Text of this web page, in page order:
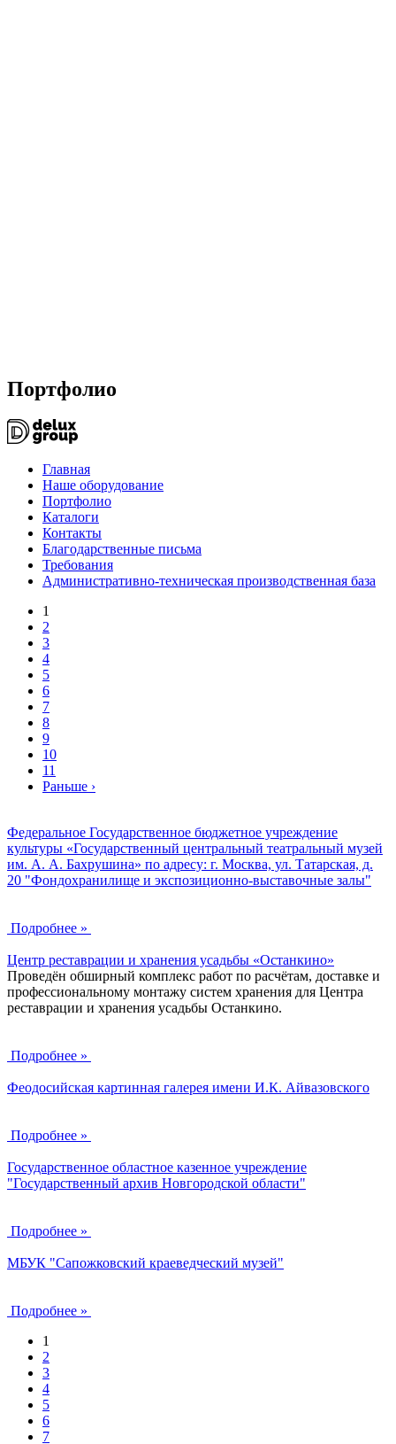
Портфолио
Главная
Наше оборудование
Портфолио
Каталоги
Контакты
Благодарственные письма
Требования
Административно-техническая производственная база
1
2
3
4
5
6
7
8
9
10
11
Раньше ›
Федеральное Государственное бюджетное учреждение
культуры «Государственный центральный театральный музей
им. А. А. Бахрушина» по адресу: г. Москва, ул. Татарская, д.
20 "Фондохранилище и экспозиционно-выставочные залы"
Подробнее »
Центр реставрации и хранения усадьбы «Останкино»
Проведён обширный комплекс работ по расчётам, доставке и
профессиональному монтажу систем хранения для Центра
реставрации и хранения усадьбы Останкино.
Подробнее »
Феодосийская картинная галерея имени И.К. Айвазовского
Подробнее »
Государственное областное казенное учреждение
"Государственный архив Новгородской области"
Подробнее »
МБУК "Сапожковский краеведческий музей"
Подробнее »
1
2
3
4
5
6
7